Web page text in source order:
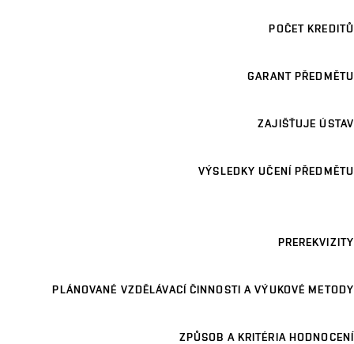
POČET KREDITŮ
GARANT PŘEDMĚTU
ZAJIŠŤUJE ÚSTAV
VÝSLEDKY UČENÍ PŘEDMĚTU
PREREKVIZITY
PLÁNOVANÉ VZDĚLÁVACÍ ČINNOSTI A VÝUKOVÉ METODY
ZPŮSOB A KRITÉRIA HODNOCENÍ